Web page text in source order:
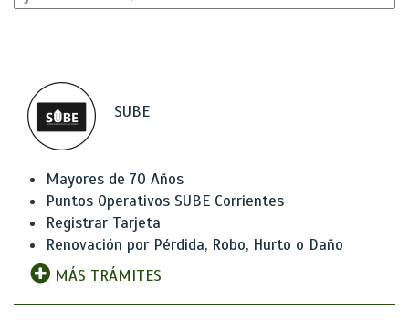
SUBE
Mayores de 70 Años
Puntos Operativos SUBE Corrientes
Registrar Tarjeta
Renovación por Pérdida, Robo, Hurto o Daño
MÁS TRÁMITES